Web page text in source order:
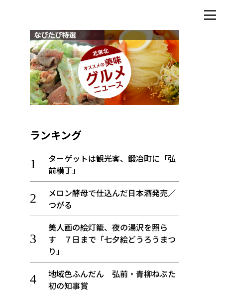
ランキング
ターゲットは観光客、鍛冶町に「弘
前横丁」
メロン酵母で仕込んだ日本酒発売／
つがる
美人画の絵灯籠、夜の湯沢を照ら
す ７日まで「七夕絵どうろうまつ
り」
地域色ふんだん 弘前・青柳ねぷた
初の知事賞